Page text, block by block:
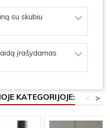
su skubiu
įrašydamas
KATEGORIJOJE: >
<